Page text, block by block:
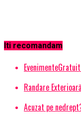
Iti recomandam
Randare
Acuzat pe